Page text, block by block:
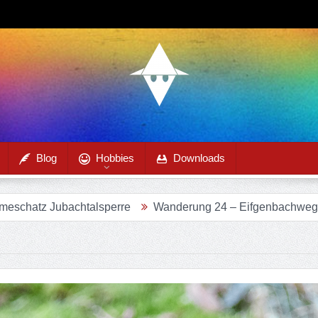
Blog Hobbies Downloads
Wanderung 24 – Eifgenbachweg im